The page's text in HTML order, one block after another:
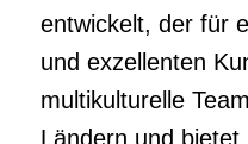
entwickelt, der für
und exzellenten
multikulturelle
Ländern und bietet